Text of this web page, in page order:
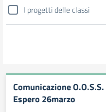
I progetti delle classi
Comunicazione
Espero 26marzo